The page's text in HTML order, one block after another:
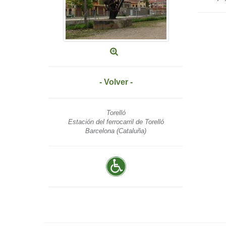
- Volver -
Torelló
Estación del ferrocarril de Torelló
Barcelona (Cataluña)